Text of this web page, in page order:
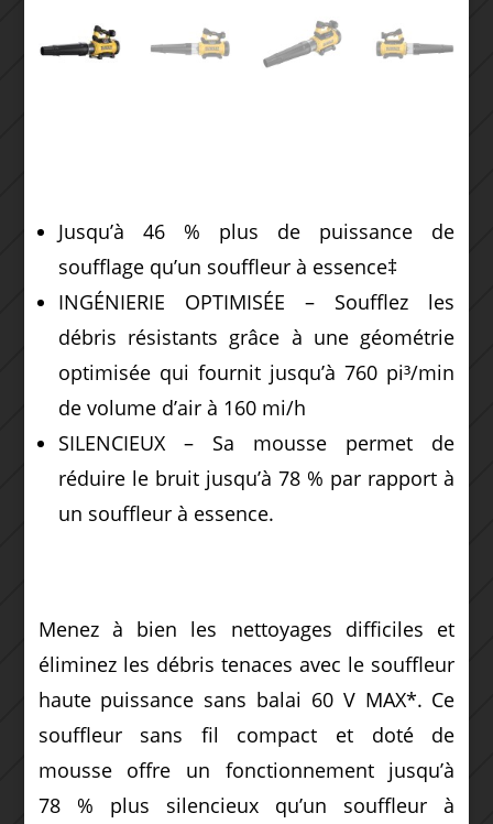
Jusqu’à 46 % plus de puissance de
soufflage qu’un souffleur à essence‡
INGÉNIERIE OPTIMISÉE – Soufflez les
débris résistants grâce à une géométrie
optimisée qui fournit jusqu’à 760 pi³/min
de volume d’air à 160 mi/h
SILENCIEUX – Sa mousse permet de
réduire le bruit jusqu’à 78 % par rapport à
un souffleur à essence.
Menez à bien les nettoyages difficiles et
éliminez les débris tenaces avec le souffleur
haute puissance sans balai 60 V MAX*. Ce
souffleur sans fil compact et doté de
mousse offre un fonctionnement jusqu’à
78 % plus silencieux qu’un souffleur à